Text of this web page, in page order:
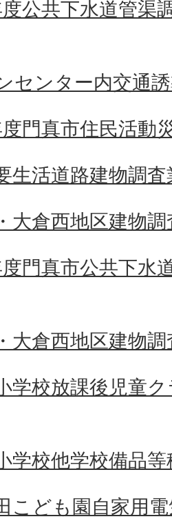
公共下水道管渠
センター内交通
門真市住民活動
生活道路建物調
大倉西地区建物
門真市公共下水
大倉西地区建物
学校放課後児童
学校他学校備品
こども園自家用